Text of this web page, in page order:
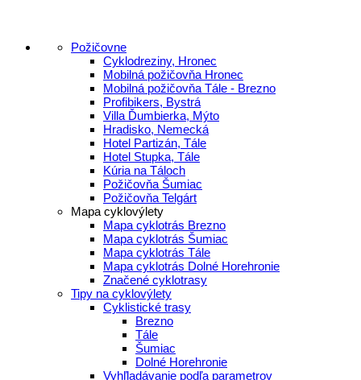
Požičovne
Cyklodreziny, Hronec
Mobilná požičovňa Hronec
Mobilná požičovňa Tále - Brezno
Profibikers, Bystrá
Villa Ďumbierka, Mýto
Hradisko, Nemecká
Hotel Partizán, Tále
Hotel Stupka, Tále
Kúria na Táloch
Požičovňa Šumiac
Požičovňa Telgárt
Mapa cyklovýlety
Mapa cyklotrás Brezno
Mapa cyklotrás Šumiac
Mapa cyklotrás Tále
Mapa cyklotrás Dolné Horehronie
Značené cyklotrasy
Tipy na cyklovýlety
Cyklistické trasy
Brezno
Tále
Šumiac
Dolné Horehronie
Vyhľladávanie podľa parametrov